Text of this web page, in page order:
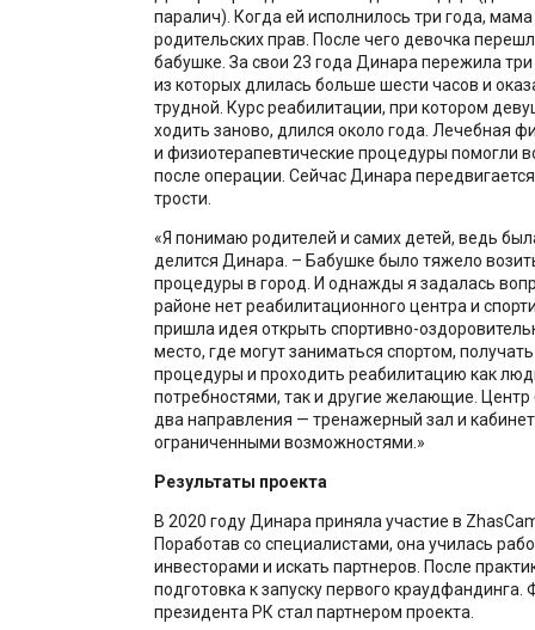
паралич). Когда ей исполнилось три года, мама
родительских прав. После чего девочка
бабушке. За свои 23 года Динара пережила
из которых длилась больше шести часов и
трудной. Курс реабилитации, при котором
ходить заново, длился около года. Лечебная
и физиотерапевтические процедуры помогли
после операции. Сейчас Динара
трости.
«Я понимаю родителей и самих детей, ведь
делится Динара. – Бабушке было тяжело
процедуры в город. И однажды я задалась
районе нет реабилитационного центра и
пришла идея открыть спортивно-
место, где могут заниматься спортом,
процедуры и проходить реабилитацию как
потребностями, так и другие желающие.
два направления — тренажерный зал и
ограниченными возможностями.»
Результаты проекта
В 2020 году Динара приняла участие в
Поработав со специалистами, она училась
инвесторами и искать партнеров. После
подготовка к запуску первого краудфандинга.
президента РК стал партнером проекта.